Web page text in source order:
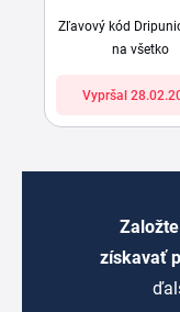
Zľavový kód
na všetko
Vypršal
získavať